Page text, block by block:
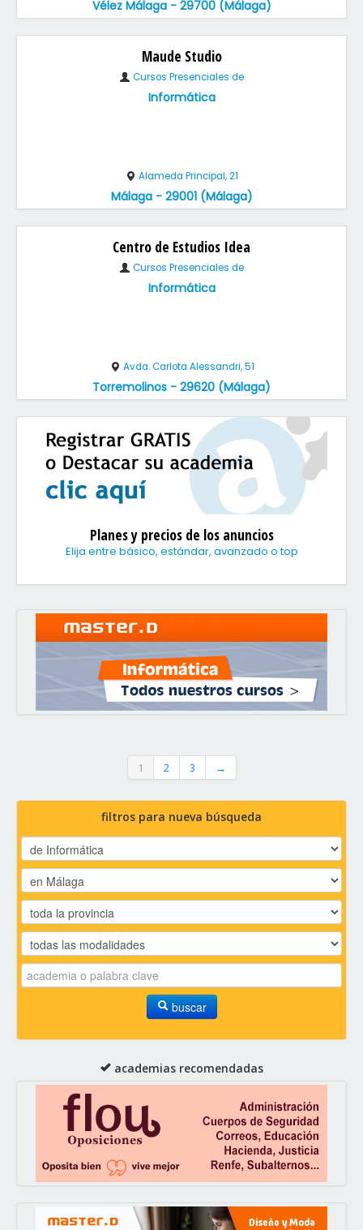
Vélez Málaga - 29700 (Málaga)
Maude Studio
Cursos Presenciales de
Informática
Alameda Principal, 21
Málaga - 29001 (Málaga)
Centro de Estudios Idea
Cursos Presenciales de
Informática
Avda. Carlota Alessandri, 51
Torremolinos - 29620 (Málaga)
Planes y precios de los anuncios
Elija entre básico, estándar, avanzado o top
1 2 3 →
filtros para nueva búsqueda
buscar
academias recomendadas